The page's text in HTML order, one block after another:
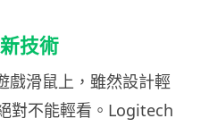
技術
戲滑鼠上，雖然設計輕
對不能輕看。Logitech